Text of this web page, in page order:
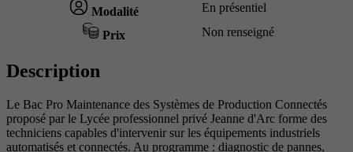
Modalité En présentiel
Prix Non renseigné
Description
Le Bac Pro Maintenance des Systèmes de Production Connectés
proposé par le Lycée professionnel privé Jeanne d'Arc forme des
techniciens capables d'intervenir sur les équipements industriels
automatisés et connectés. Au programme : diagnostic de pannes,